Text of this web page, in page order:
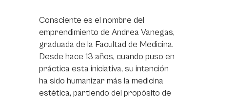
Consciente es el nombre del
emprendimiento de Andrea Vanegas,
graduada de la Facultad de Medicina.
Desde hace 13 años, cuando puso en
práctica esta iniciativa, su intención
ha sido humanizar más la medicina
estética, partiendo del propósito de